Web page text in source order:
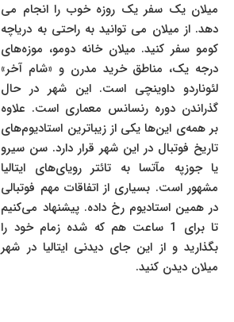
میلان یک سفر یک روزه خوب را انجام می
دهد. از میلان می توانید به راحتی به دریاچه
کومو سفر کنید. میلان خانه دومو، موزه‌های
درجه یک، مناطق خرید مدرن و «شام آخر»
لئوناردو داوینچی است. این شهر در حال
گذراندن دوره رنسانس معماری است. علاوه
بر همه‌ی این‌ها یکی از زیباترین استادیوم‌های
تاریخ فوتبال در این شهر قرار دارد. سن سیرو
یا جوزپه مآتسا به تائتر رویای‌های ایتالیا
مشهور است. بسیاری از اتفاقات مهم فوتبالی
در همین استادیوم رخ داده. پیشنهاد می‌کنیم
تا برای 1 ساعت هم که شده زمام خود را
بگذارید و از این جای دیدنی ایتالیا در شهر
میلان دیدن کنید.